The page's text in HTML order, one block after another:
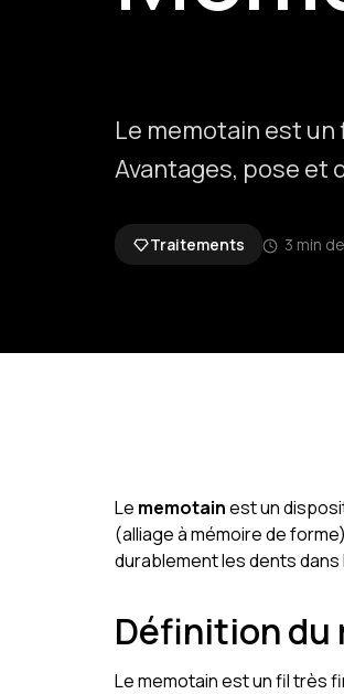
Le memotain est
Avantages, pose et
Traitements 3 min
Le memotainest un
(alliage à mémoire de
durablement les dents
Définition du
Le memotain est un fil très